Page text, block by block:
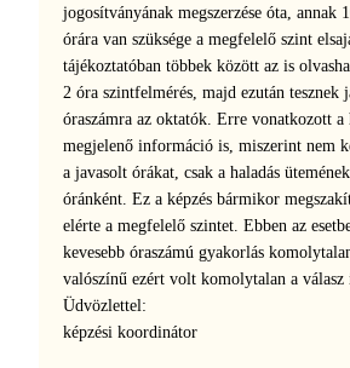
jogosítványának megszerzése óta, annak
órára van szüksége a megfelelő szint
tájékoztatóban többek között az is
2 óra szintfelmérés, majd ezután tesznek
óraszámra az oktatók. Erre vonatkozott a
megjelenő információ is, miszerint nem
a javasolt órákat, csak a haladás
óránként. Ez a képzés bármikor
elérte a megfelelő szintet. Ebben az
kevesebb óraszámú gyakorlás
valószínű ezért volt komolytalan a válasz
Üdvözlettel:
képzési koordinátor